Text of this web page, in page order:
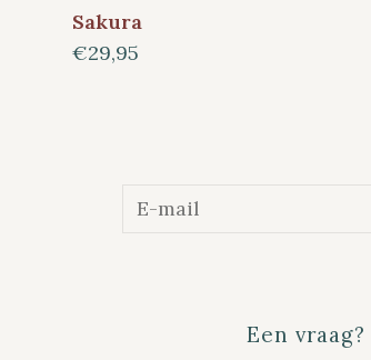
Sakura
€29,95
Een vraag?